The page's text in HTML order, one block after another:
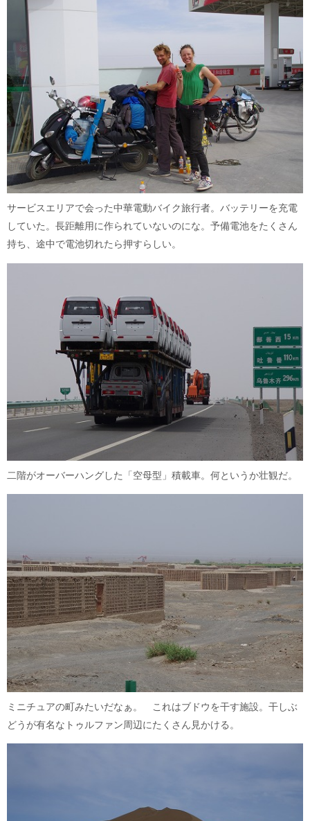
サービスエリアで会った中華電動バイク旅行者。バッテリーを充電
していた。長距離用に作られていないのにな。予備電池をたくさん
持ち、途中で電池切れたら押すらしい。
二階がオーバーハングした「空母型」積載車。何というか壮観だ。
ミニチュアの町みたいだなぁ。 これはブドウを干す施設。干しぶ
どうが有名なトゥルファン周辺にたくさん見かける。